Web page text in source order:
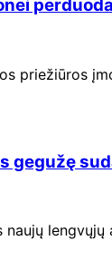
priežiūros